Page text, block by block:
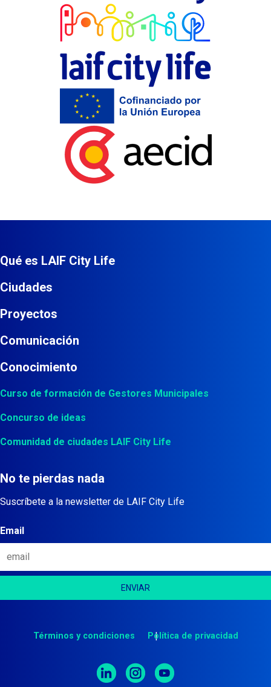
Qué es LAIF City Life
Ciudades
Proyectos
Comunicación
Conocimiento
Curso de formación de Gestores Municipales
Concurso de ideas
Comunidad de ciudades LAIF City Life
No te pierdas nada
Suscríbete a la newsletter de LAIF City Life
Email
Términos y condiciones Política de privacidad
LinkedInInstagramYouTube